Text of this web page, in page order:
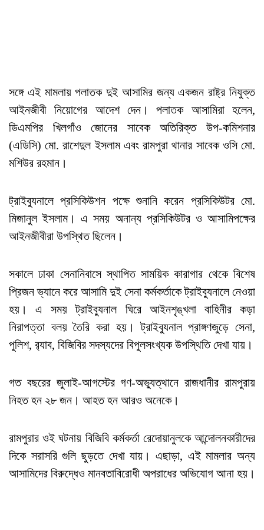
সঙ্গে এই মামলায় পলাতক দুই আসামির জন্য একজন রাষ্ট্র নিযুক্ত
আইনজীবী নিয়োগের আদেশ দেন। পলাতক আসামিরা হলেন,
ডিএমপির খিলগাঁও জোনের সাবেক অতিরিক্ত উপ-কমিশনার
(এডিসি) মো. রাশেদুল ইসলাম এবং রামপুরা থানার সাবেক ওসি মো.
মশিউর রহমান।
ট্রাইব্যুনালে প্রসিকিউশন পক্ষে শুনানি করেন প্রসিকিউটর মো.
মিজানুল ইসলাম। এ সময় অনান্য প্রসিকিউটর ও আসামিপক্ষের
আইনজীবীরা উপস্থিত ছিলেন।
সকালে ঢাকা সেনানিবাসে স্থাপিত সাময়িক কারাগার থেকে বিশেষ
প্রিজন ভ্যানে করে আসামি দুই সেনা কর্মকর্তাকে ট্রাইব্যুনালে নেওয়া
হয়। এ সময় ট্রাইব্যুনাল ঘিরে আইনশৃঙ্খলা বাহিনীর কড়া
নিরাপত্তা বলয় তৈরি করা হয়। ট্রাইব্যুনাল প্রাঙ্গণজুড়ে সেনা,
পুলিশ, র‌্যাব, বিজিবির সদস্যদের বিপুলসংখ্যক উপস্থিতি দেখা যায়।
গত বছরের জুলাই-আগস্টের গণ-অভ্যুত্থানে রাজধানীর রামপুরায়
নিহত হন ২৮ জন। আহত হন আরও অনেকে।
রামপুরার ওই ঘটনায় বিজিবি কর্মকর্তা রেদোয়ানুলকে আন্দোলনকারীদের
দিকে সরাসরি গুলি ছুড়তে দেখা যায়। এছাড়া, এই মামলার অন্য
আসামিদের বিরুদ্ধেও মানবতাবিরোধী অপরাধের অভিযোগ আনা হয়।